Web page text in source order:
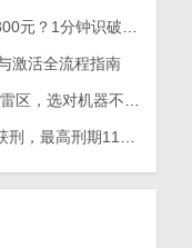
1分钟识破费率陷阱
激活全流程指南
，选对机器不踩坑
年，全链条犯罪细节曝光